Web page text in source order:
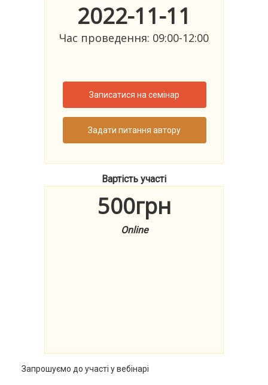
2022-11-11
Час проведення: 09:00-12:00
Записатися на семінар
Задати питання автору
Вартість участі
500грн
Online
Запрошуємо до участі у вебінарі